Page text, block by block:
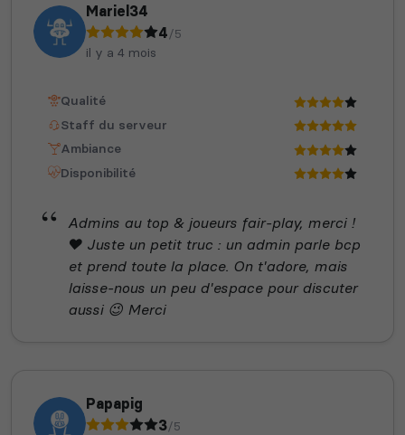
Mariel34
4/5
il y a 4 mois
Qualité
Staff du serveur
Ambiance
Disponibilité
Admins au top & joueurs fair-play, merci !
❤️ Juste un petit truc : un admin parle bcp
et prend toute la place. On t'adore, mais
laisse-nous un peu d'espace pour discuter
aussi 😉 Merci
Papapig
3/5